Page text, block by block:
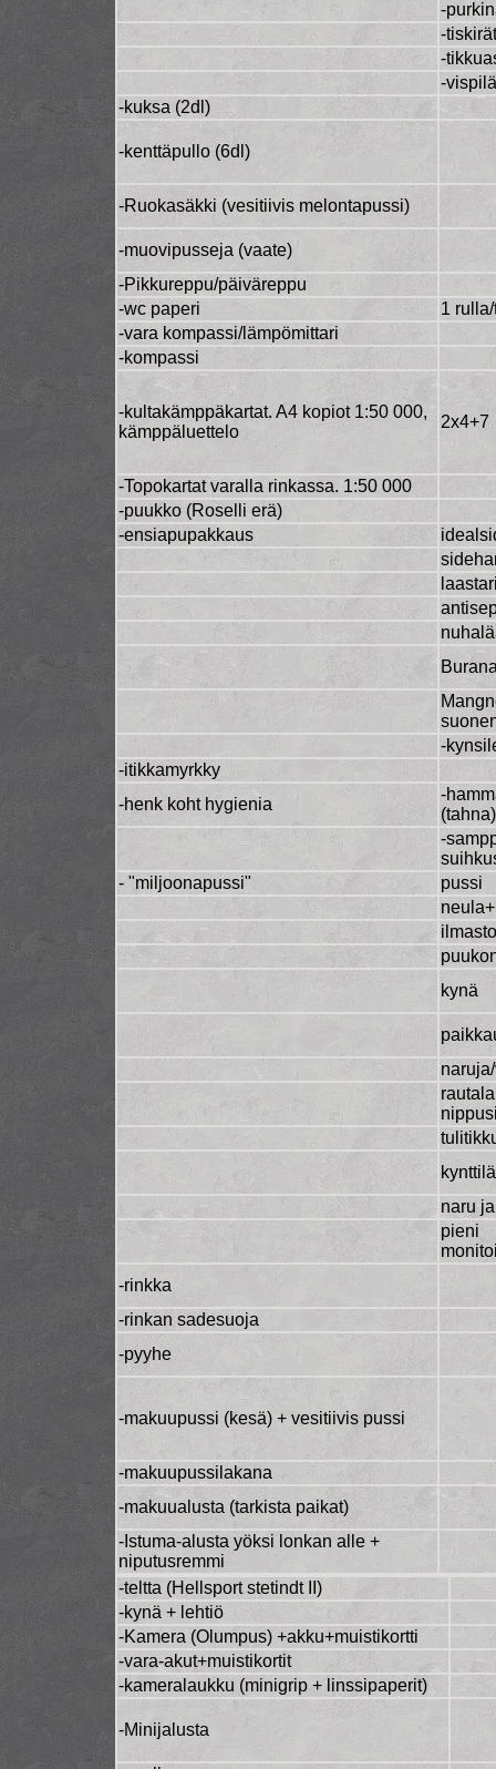
-
-
-
-vispilä
-kuksa (2dl)
-kenttäpullo (6dl)
-Ruokasäkki (vesitiivis melontapussi)
-muovipusseja (vaate)
-Pikkureppu/päiväreppu
-wc paperi
1
-vara kompassi/lämpömittari
-kompassi
-kultakämppäkartat. A4 kopiot 1:50 000,
kämppäluettelo
2x4+7
-Topokartat varalla rinkassa. 1:50 000
-puukko (Roselli erä)
-ensiapupakkaus
-
-itikkamyrkky
-henk koht hygienia
-
(tahna)
-
- "miljoonapussi"
pussi
kynä
kynttilä
naru
pieni
-rinkka
-rinkan sadesuoja
-pyyhe
-makuupussi (kesä) + vesitiivis pussi
-makuupussilakana
-makuualusta (tarkista paikat)
-Istuma-alusta yöksi lonkan alle +
niputusremmi
-teltta (Hellsport stetindt II)
-kynä + lehtiö
-Kamera (Olumpus) +akku+muistikortti
-vara-akut+muistikortit
-kameralaukku (minigrip + linssipaperit)
-Minijalusta